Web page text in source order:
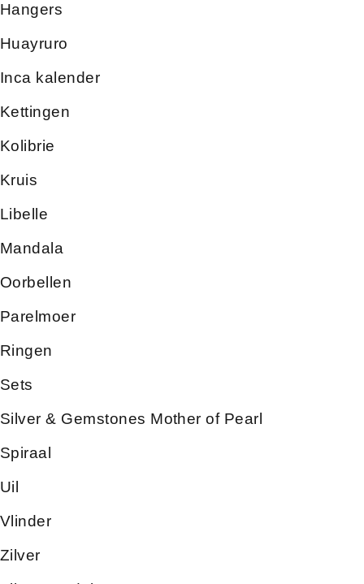
Hangers
Huayruro
Inca kalender
Kettingen
Kolibrie
Kruis
Libelle
Mandala
Oorbellen
Parelmoer
Ringen
Sets
Silver & Gemstones Mother of Pearl
Spiraal
Uil
Vlinder
Zilver